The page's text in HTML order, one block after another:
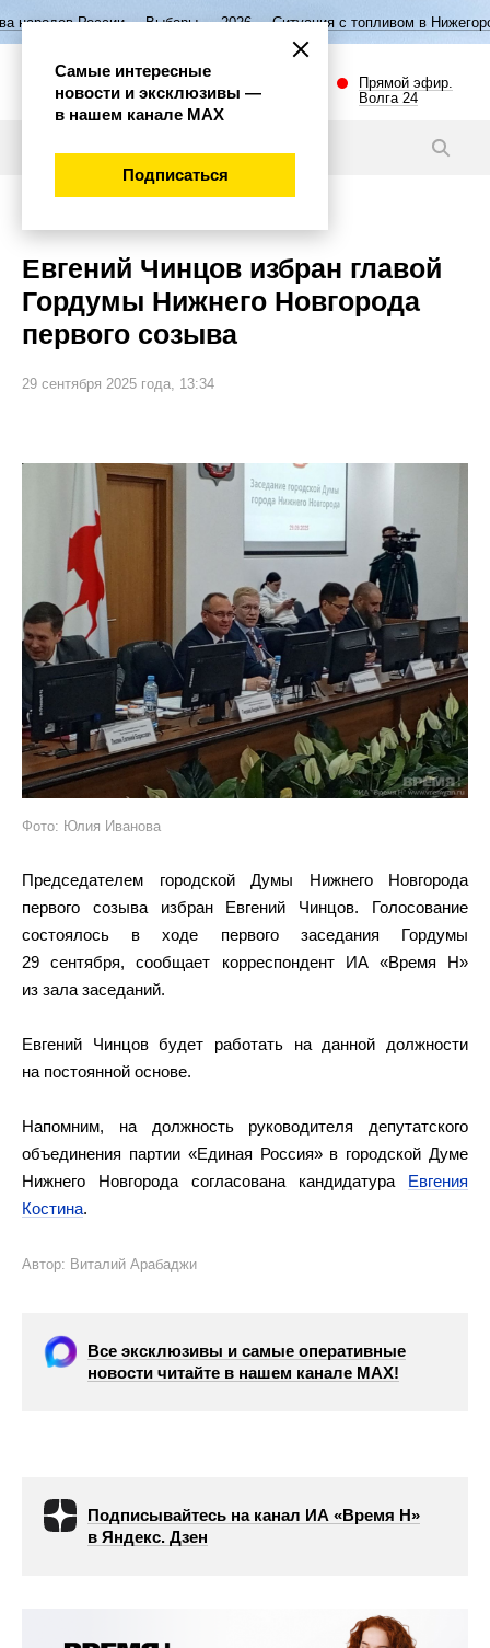
Выборы — 2026 Ситуация с топливом в Нижегородской области
Прямой эфир.
Волга 24
Евгений Чинцов избран главой
Гордумы Нижнего Новгорода
первого созыва
29 сентября 2025 года, 13:34
Фото: Юлия Иванова
Председателем городской Думы Нижнего Новгорода
первого созыва избран Евгений Чинцов. Голосование
состоялось в ходе первого заседания Гордумы
29 сентября, сообщает корреспондент ИА «Время Н»
из зала заседаний.
Евгений Чинцов будет работать на данной должности
на постоянной основе.
Напомним, на должность руководителя депутатского
объединения партии «Единая Россия» в городской Думе
Нижнего Новгорода согласована кандидатура Евгения
Костина.
Автор: Виталий Арабаджи
Все эксклюзивы и самые оперативные
новости читайте в нашем канале МАХ!
Подписывайтесь на канал ИА «Время Н»
в Яндекс. Дзен
Самые интересные
новости и эксклюзивы —
в нашем канале МАХ
Подписаться